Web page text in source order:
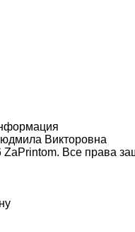
Викторовна
ZaPrintom. Все права